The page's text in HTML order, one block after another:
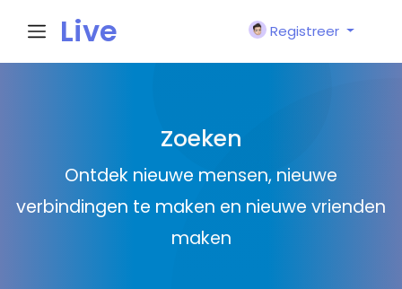
Live
Registreer
Zoeken
Ontdek nieuwe mensen, nieuwe
verbindingen te maken en nieuwe vrienden
maken